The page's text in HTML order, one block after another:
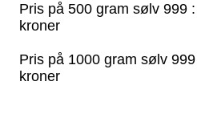
Pris på 500 gram sølv 999
kroner
Pris på 1000 gram sølv
kroner